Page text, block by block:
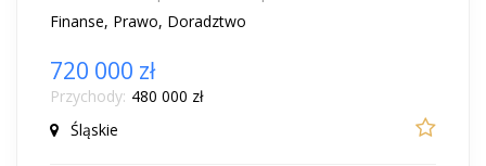
stabilny, rozpoznawalny i w pełni operacyjny bi...
Finanse, Prawo, Doradztwo
720 000 zł
Przychody: 480 000 zł
Śląskie